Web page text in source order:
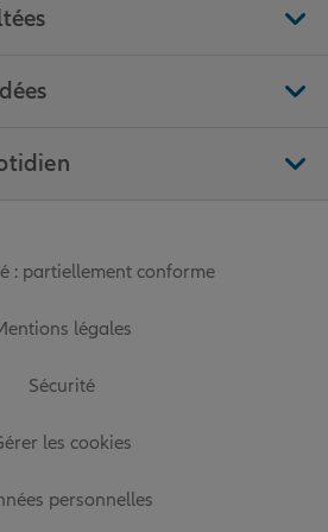
: partiellement conforme
légales
Sécurité
les cookies
personnelles